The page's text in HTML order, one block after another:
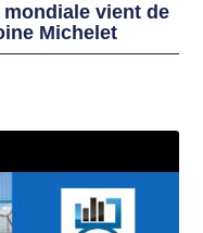
mondiale vient de
Michelet